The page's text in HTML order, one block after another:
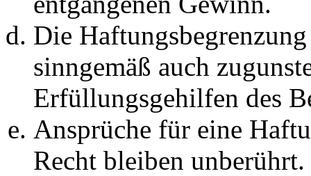
Die
sinngemäß auch
Erfüllungsgehilfen des
Ansprüche für eine
Recht bleiben unberührt.